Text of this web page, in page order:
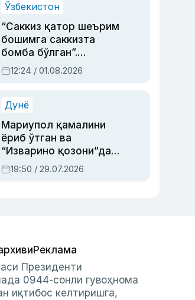
Ўзбекистон
“Саккиз қатор шеърим
бошимга саккизта
бомба бўлган”.
Абдулла Ориповни
сиёсий айбловлардан
12:24 / 01.08.2026
Дунё
Мариупол қамалини
ёриб ўтган ва
“Изварино қозони”дан
чиққан қаҳрамон —
Украина армияси бош
19:50 / 29.07.2026
Реклама
Президенти
0944-сонли гувоҳнома
иқтибос келтиришга,